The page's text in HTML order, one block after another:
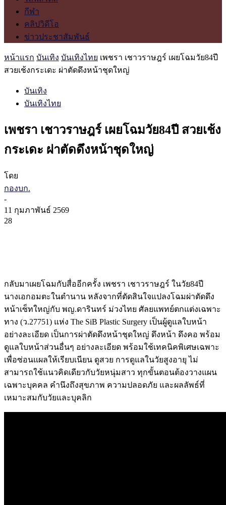
กีฬา
คลิปวิดีโอ
ข่าวประชาสัมพันธ์
หน้าแรก บันเทิง บันเทิงไทย เพชรา เชาวราษฎร์ เผยโฉมวัย84ปี
สวยเช้งกระเดะ ผ่าตัดดึงหน้าชุดใหญ่
บันเทิง
บันเทิงไทย
เพชรา เชาวราษฎร์ เผยโฉมวัย84ปี สวยเช้ง
กระเดะ ผ่าตัดดึงหน้าชุดใหญ่
โดย
กองบก.
-
11 กุมภาพันธ์ 2569
28
กลับมาเผยโฉมกับสื่ออีกครั้ง เพชรา เชาวราษฎร์ ในวัย84ปี
นางเอกอมตะในตำนาน หลังจากที่ตัดสินใจแปลงโฉมผ่าตัดดึง
หน้าเซ็ทใหญ่กับ พญ.ดารินทร์ ม่วงไทย ศัลยแพทย์ตกแต่งเฉพาะ
ทาง (ว.27751) แห่ง The SiB Plastic Surgery เป็นผู้ดูแลใบหน้า
อย่างละเอียด เป็นการผ่าตัดดึงหน้าชุดใหญ่ ดึงหน้า ดึงคอ พร้อม
ดูแลใบหน้าส่วนอื่นๆ อย่างละเอียด พร้อมใช้เทคนิคพิเศษเฉพาะ
เพื่อซ่อนแผลให้เรียบเนียน ดูสวย การดูแลในวัยสูงอายุ ไม่
สามารถใช้แนวคิดเดียวกับวัยหนุ่มสาว ทุกขั้นตอนต้องวางแผน
เฉพาะบุคคล คำนึงถึงสุขภาพ ความปลอดภัย และผลลัพธ์ที่
เหมาะสมกับวัยและบุคลิก